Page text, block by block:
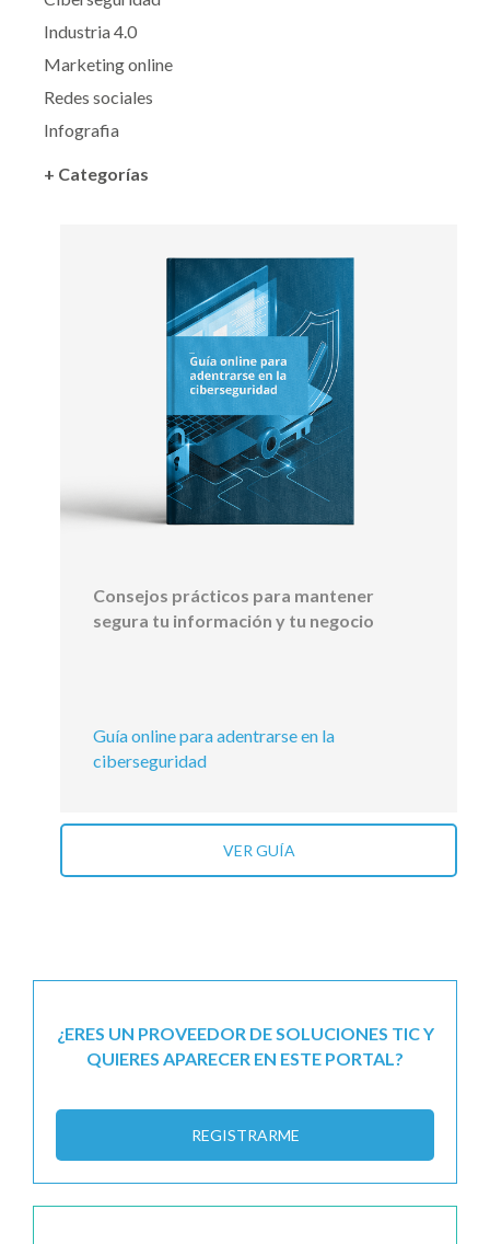
Industria 4.0
Marketing online
Redes sociales
Infografia
+ Categorías
Consejos prácticos para mantener
segura tu información y tu negocio
Guía online para adentrarse en la
ciberseguridad
VER GUÍA
¿ERES UN PROVEEDOR DE SOLUCIONES TIC Y
QUIERES APARECER EN ESTE PORTAL?
REGISTRARME